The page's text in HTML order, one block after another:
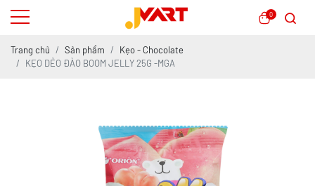
0
Trang chủ Sản phẩm
Kẹo - Chocolate
KẸO DẺO ĐÀO BOOM JELLY 25G -MGA